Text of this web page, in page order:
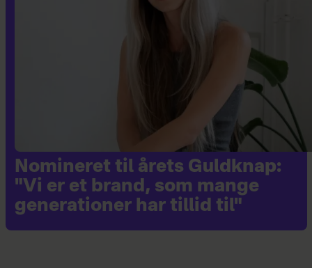
Nomineret til årets Guldknap:
"Vi er et brand, som mange
generationer har tillid til"